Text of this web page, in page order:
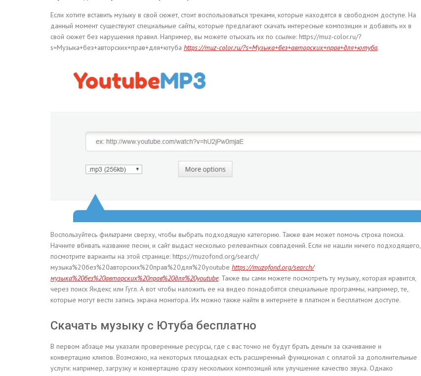
Если хотите вставить музыку в свой сюжет, стоит воспользоваться треками, которые находятся в свободном доступе. На
данный момент существуют специальные сайты, которые предлагают скачать интересные композиции и добавить их в
свой сюжет без нарушения правил. Например, вы можете отыскать их по ссылке: https://muz-color.ru/?
s=Музыка+без+авторских+прав+для+ютуба https://muz-color.ru/?s=Музыка+без+авторских+прав+для+ютуба.
Воспользуйтесь фильтрами сверху, чтобы выбрать подходящую категорию. Также вам может помочь строка поиска.
Начните вбивать название песни, и сайт выдаст несколько релевантных совпадений. Если не нашли ничего подходящего,
посмотрите варианты на этой странице: https://muzofond.org/search/
музыка%20без%20авторских%20прав%20для%20youtube https://muzofond.org/search/
музыка%20без%20авторских%20прав%20для%20youtube. Также вы сами можете посмотреть ту музыку, которая нравится,
через поиск Яндекс или Гугл. А вот чтобы наложить ее на видео понадобятся специальные программы, например, те,
которые могут вести запись экрана монитора. Их можно также найти в интернете в платном и бесплатном доступе.
Скачать музыку с Ютуба бесплатно
В первом абзаце мы указали проверенные ресурсы, где с вас точно не будут брать деньги за скачивание и
конвертацию клипов. Возможно, на некоторых площадках есть расширенный функционал с оплатой за дополнительные
услуги: например, загрузку и конвертацию сразу нескольких композиций или улучшение качество звука. Однако